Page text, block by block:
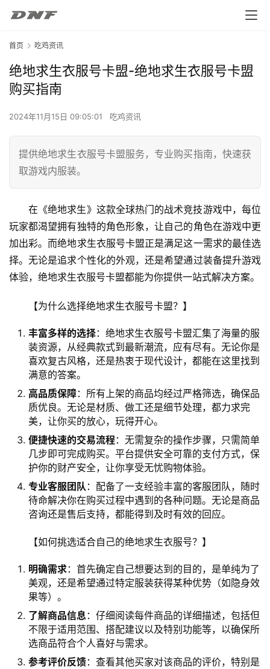
首页 吃鸡资讯
绝地求生衣服号卡盟-绝地求生衣服号卡盟
购买指南
2024年11月15日 09:05:01 吃鸡资讯
提供绝地求生衣服号卡盟服务，专业购买指南，快速获
取游戏内服装。
在《绝地求生》这款全球热门的战术竞技游戏中，每位
玩家都渴望拥有独特的角色形象，让自己的角色在游戏中更
加出彩。而绝地求生衣服号卡盟正是满足这一需求的最佳选
择。无论是追求个性化的外观，还是希望通过装备提升游戏
体验，绝地求生衣服号卡盟都能为你提供一站式解决方案。
【为什么选择绝地求生衣服号卡盟？】
丰富多样的选择：绝地求生衣服号卡盟汇集了海量的服
装资源，从经典款式到最新潮流，应有尽有。无论你是
喜欢复古风格，还是热衷于现代设计，都能在这里找到
满意的答案。
高品质保障：所有上架的商品均经过严格筛选，确保品
质优良。无论是材质、做工还是细节处理，都力求完
美，让你买的放心，玩得开心。
便捷快速的交易流程：无需复杂的操作步骤，只需简单
几步即可完成购买。平台提供安全可靠的支付方式，保
护你的财产安全，让你享受无忧购物体验。
专业客服团队 ：配备了一支经验丰富的客服团队，随时
待命解决你在购买过程中遇到的各种问题。无论是商品
咨询还是售后支持，都能得到及时有效的回应。
【如何挑选适合自己的绝地求生衣服号？】
明确需求：首先确定自己想要达到的目的，是单纯为了
美观，还是希望通过特定服装获得某种优势（如隐身效
果等）。
了解商品信息：仔细阅读每件商品的详细描述，包括但
不限于适用范围、搭配建议以及特别功能等，以确保所
选商品符合个人喜好与需求。
参考评价反馈：查看其他买家对该商品的评价，特别是